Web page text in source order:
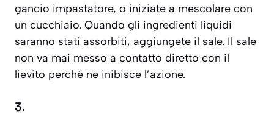
gancio impastatore, o iniziate a mescolare con
un cucchiaio. Quando gli ingredienti liquidi
saranno stati assorbiti, aggiungete il sale. Il sale
non va mai messo a contatto diretto con il
lievito perché ne inibisce l’azione.
3.